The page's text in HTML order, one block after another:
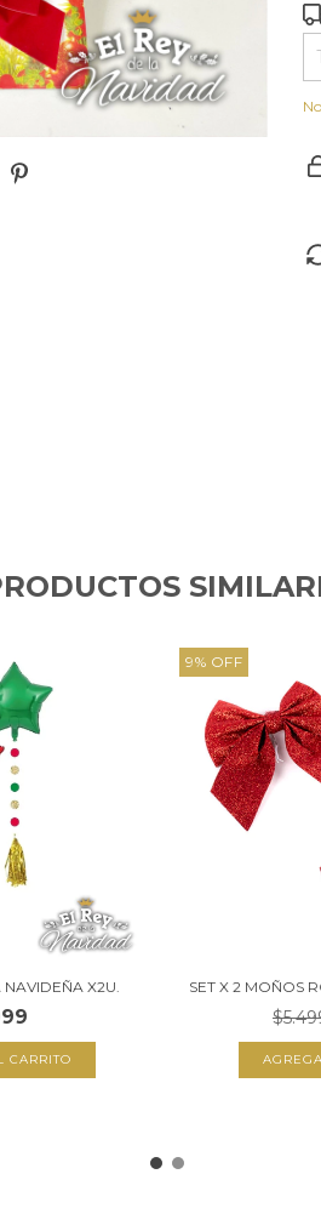
X2U.
9% OFF
SET X 2 MOÑOS